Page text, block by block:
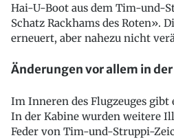
Hai-U-Boot aus dem Tim-und-
Schatz Rackhams des Roten».
erneuert, aber nahezu nicht
Änderungen vor allem in
Im Inneren des Flugzeuges gibt
In der Kabine wurden weitere
Feder von Tim-und-Struppi-